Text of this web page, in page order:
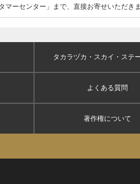
ーセンター」まで、直接お寄せいただき
タカラヅカ・スカイ ・ステ
よくある質問
著作権について